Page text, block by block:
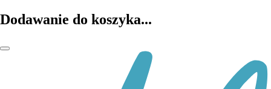
Dodawanie do koszyka...